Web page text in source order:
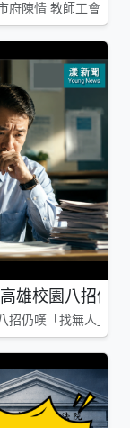
府陳情 教師工會槓
雄校園八招仍
仍嘆「找無人」